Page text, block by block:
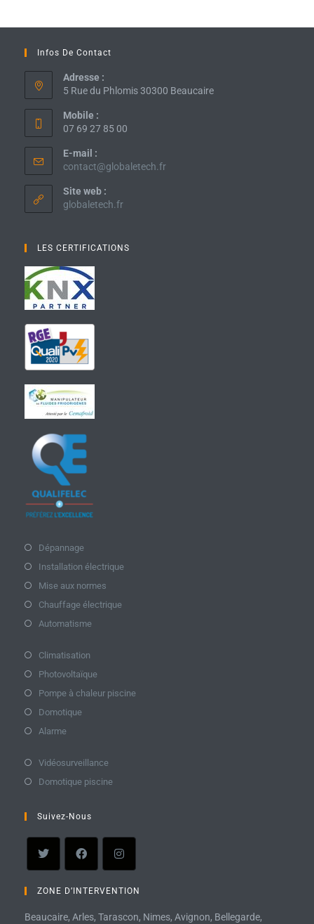
Infos De Contact
Adresse :
5 Rue du Phlomis 30300 Beaucaire
Mobile :
07 69 27 85 00
E-mail :
contact@globaletech.fr
Site web :
globaletech.fr
LES CERTIFICATIONS
Dépannage
Installation électrique
Mise aux normes
Chauffage électrique
Automatisme
Climatisation
Photovoltaïque
Pompe à chaleur piscine
Domotique
Alarme
Vidéosurveillance
Domotique piscine
Suivez-Nous
ZONE D’INTERVENTION
Beaucaire, Arles, Tarascon, Nimes, Avignon, Bellegarde,